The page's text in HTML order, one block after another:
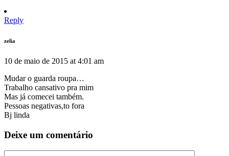
Reply
zelia
10 de maio de 2015 at 4:01 am
Mudar o guarda roupa…
Trabalho cansativo pra mim
Mas já comecei também.
Pessoas negativas,to fora
Bj linda
Deixe um comentário